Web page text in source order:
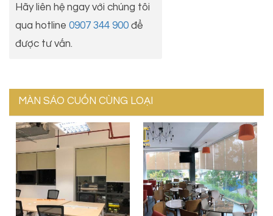
Hãy liên hệ ngay với chúng tôi
qua hotline 0907 344 900 để
được tư vấn.
MÀN SÁO CUỐN CÙNG LOẠI